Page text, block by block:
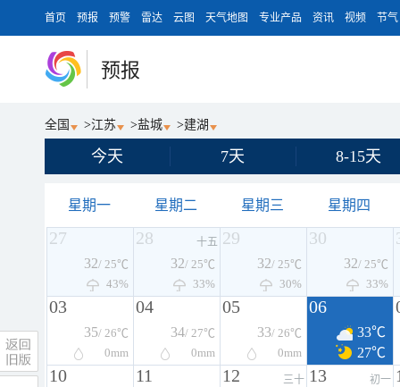
首页 预报 预警 雷达 云图 天气地图 专业产品 资讯 视频 节气
预报
全国 >江苏 >盐城 >建湖
今天 7天 8-15天
星期一 星期二 星期三 星期四
27
32/ 25℃
43%
28 十五
32/ 25℃
33%
29
32/ 25℃
30%
30
32/ 25℃
33%
03
35/ 26℃
0mm
04
34/ 27℃
0mm
05
33/ 26℃
0mm
06
33℃
27℃
10 11 12 三十 13 初一